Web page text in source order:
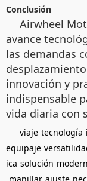
Conclusión
Airwheel
avance
las demandas
innovación y
indispensable
vida diaria con
viaje tecnología
equipaje
ica solución